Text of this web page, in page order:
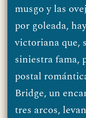
musgo y las
por goleada,
victoriana que,
siniestra fama,
postal
Bridge, un
tres arcos,